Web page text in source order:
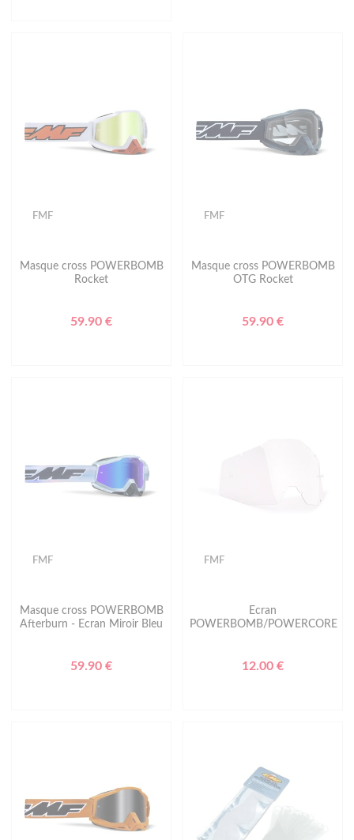
FMF
Masque cross POWERBOMB
Rocket
59.90 €
FMF
Masque cross POWERBOMB
OTG Rocket
59.90 €
FMF
Masque cross POWERBOMB
Afterburn - Ecran Miroir Bleu
59.90 €
FMF
Ecran
POWERBOMB/POWERCORE
12.00 €